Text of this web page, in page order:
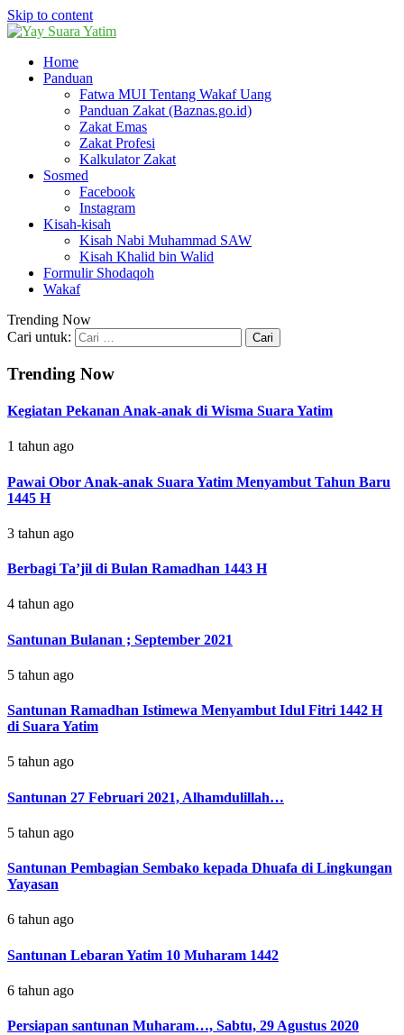
Skip to content
Home
Panduan
Fatwa MUI Tentang Wakaf Uang
Panduan Zakat (Baznas.go.id)
Zakat Emas
Zakat Profesi
Kalkulator Zakat
Sosmed
Facebook
Instagram
Kisah-kisah
Kisah Nabi Muhammad SAW
Kisah Khalid bin Walid
Formulir Shodaqoh
Wakaf
Trending Now
Cari untuk:
Trending Now
Kegiatan Pekanan Anak-anak di Wisma Suara Yatim
1 tahun ago
Pawai Obor Anak-anak Suara Yatim Menyambut Tahun Baru
1445 H
3 tahun ago
Berbagi Ta’jil di Bulan Ramadhan 1443 H
4 tahun ago
Santunan Bulanan ; September 2021
5 tahun ago
Santunan Ramadhan Istimewa Menyambut Idul Fitri 1442 H
di Suara Yatim
5 tahun ago
Santunan 27 Februari 2021, Alhamdulillah…
5 tahun ago
Santunan Pembagian Sembako kepada Dhuafa di Lingkungan
Yayasan
6 tahun ago
Santunan Lebaran Yatim 10 Muharam 1442
6 tahun ago
Persiapan santunan Muharam…, Sabtu, 29 Agustus 2020